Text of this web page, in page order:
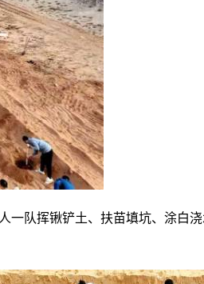
队挥锹铲土、扶苗填坑、涂白